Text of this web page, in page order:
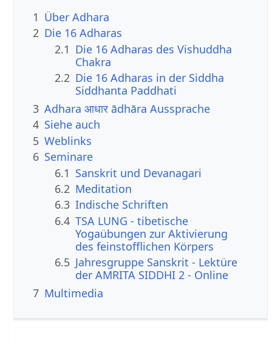
1 Über Adhara
2 Die 16 Adharas
2.1 Die 16 Adharas des Vishuddha
Chakra
2.2 Die 16 Adharas in der Siddha
Siddhanta Paddhati
3 Adhara आधार ādhāra Aussprache
4 Siehe auch
5 Weblinks
6 Seminare
6.1 Sanskrit und Devanagari
6.2 Meditation
6.3 Indische Schriften
6.4 TSA LUNG - tibetische
Yogaübungen zur Aktivierung
des feinstofflichen Körpers
6.5 Jahresgruppe Sanskrit - Lektüre
der AMRITA SIDDHI 2 - Online
7 Multimedia